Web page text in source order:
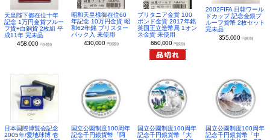
天皇陛下御在位十年
記念 1万円金貨プルー
フ貨+白銅貨 2枚組 平
成11年 完未品
458,000 円(税別)
昭和天皇様御在位60
年記念 10万円金貨 昭
和62年銘 ブリスター
パック入 未使用
430,000 円(税別)
ブリタニア金貨 100
ポンド金貨 2017年銘
英国王立造幣局 1オン
ス金貨 未使用
660,000 円(税別)
2002FIFA 日韓ワール
ドカップ 記念金銀プ
ルーフ貨幣 2枚セット
完未品
355,000 円(税別)
日本国際博覧会記念
2005年/愛地球博 壱
国立公園制度100周年
記念千円銀貨幣「阿
国立公園制度100周年
記念千円銀貨幣「大
国立公園制度100周年
記念千円銀貨幣「中